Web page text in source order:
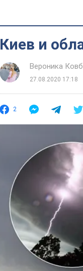
Киев и
Вероника
27.08.2020 17:18
2